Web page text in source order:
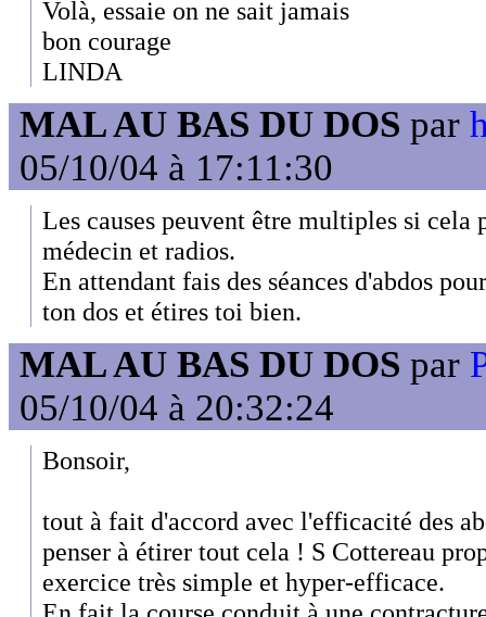
Volà, essaie on ne sait jamais
bon courage
LINDA
MAL AU BAS DU DOS par
05/10/04 à 17:11:30
Les causes peuvent être multiples si cela
médecin et radios.
En attendant fais des séances d'abdos
ton dos et étires toi bien.
MAL AU BAS DU DOS par
05/10/04 à 20:32:24
Bonsoir,
tout à fait d'accord avec l'efficacité des
penser à étirer tout cela ! S Cottereau
exercice très simple et hyper-efficace.